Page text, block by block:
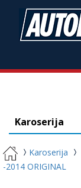
Karoserija
Karoserija
-2014 ORIGINAL